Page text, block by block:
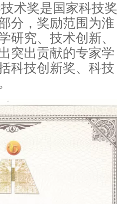
术奖是国家科技奖
分，奖励范围为淮
研究、技术创新、
突出贡献的专家学
科技创新奖、科技